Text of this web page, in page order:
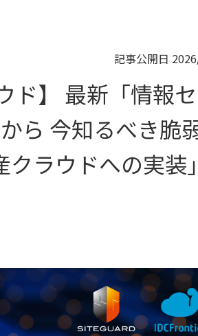
記事公開日
ド】 最新「情報セ
ら 今知るべき脆
ラウドへの実装」